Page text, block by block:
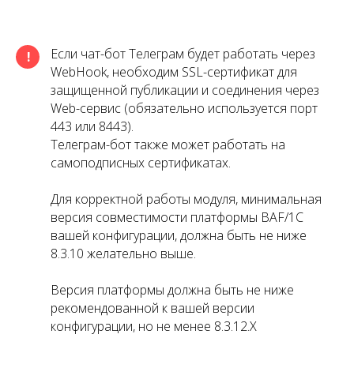
!
Если чат-бот Телеграм будет работать через
WebHook, необходим SSL-сертификат для
защищенной публикации и соединения через
Web-сервис (обязательно используется порт
443 или 8443).
Телеграм-бот также может работать на
самоподписных сертификатах.
Для корректной работы модуля, минимальная
версия совместимости платформы BAF/1С
вашей конфигурации, должна быть не ниже
8.3.10 желательно выше.
Версия платформы должна быть не ниже
рекомендованной к вашей версии
конфигурации, но не менее 8.3.12.Х